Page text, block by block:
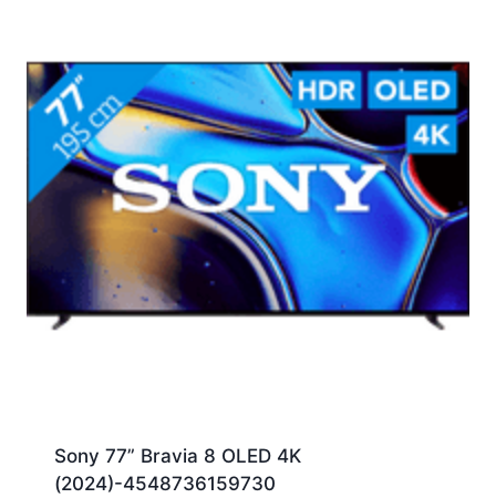
Sony 77” Bravia 8 OLED 4K
(2024)-4548736159730